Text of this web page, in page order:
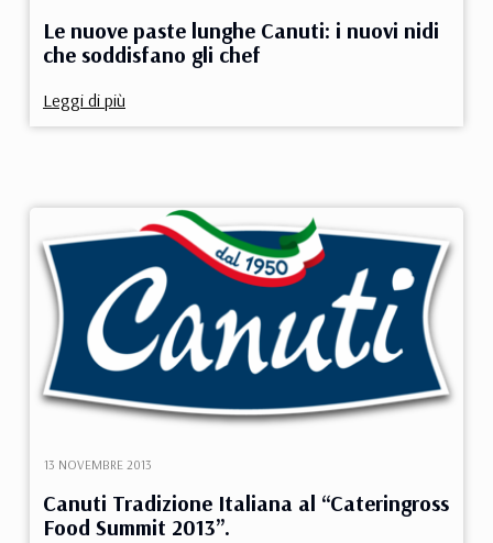
Le nuove paste lunghe Canuti: i nuovi nidi
che soddisfano gli chef
Leggi di più
Canuti Tradizione Italiana al “Cateringross
Food Summit 2013”.
13 NOVEMBRE 2013